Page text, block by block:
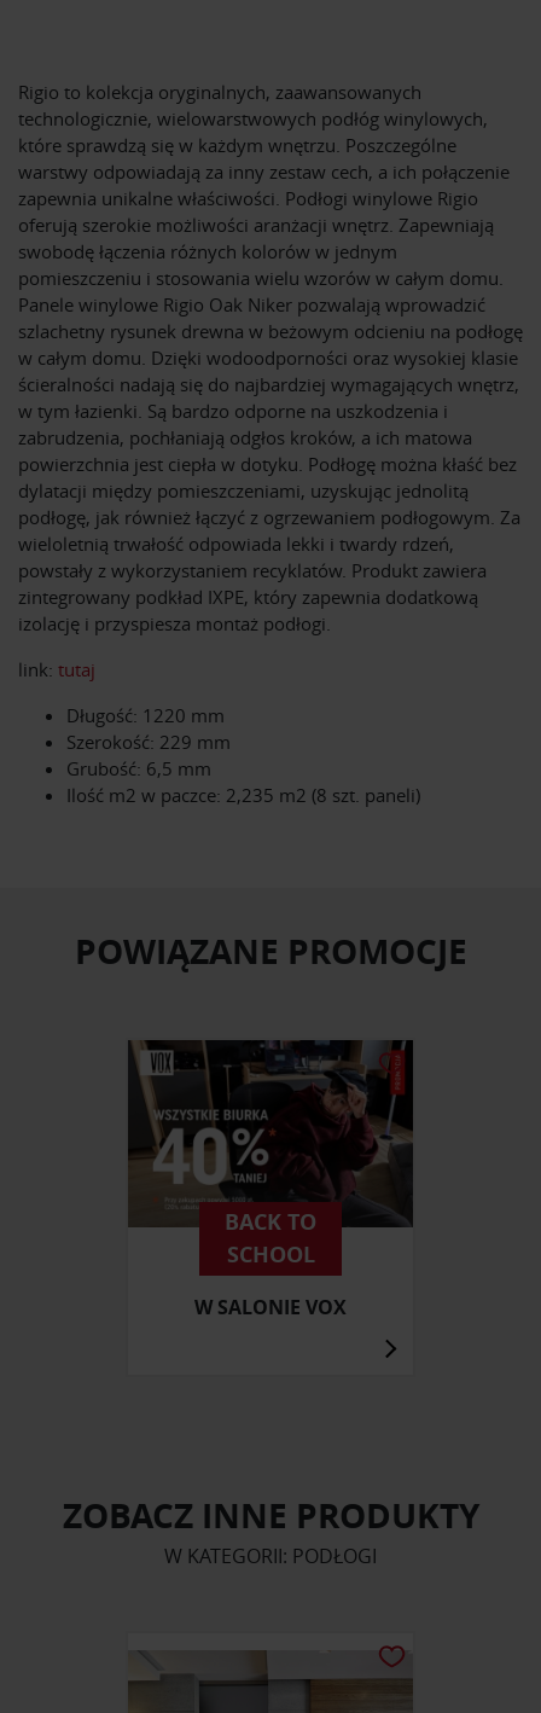
Rigio to kolekcja oryginalnych, zaawansowanych
technologicznie, wielowarstwowych podłóg winylowych,
które sprawdzą się w każdym wnętrzu. Poszczególne
warstwy odpowiadają za inny zestaw cech, a ich połączenie
zapewnia unikalne właściwości. Podłogi winylowe Rigio
oferują szerokie możliwości aranżacji wnętrz. Zapewniają
swobodę łączenia różnych kolorów w jednym
pomieszczeniu i stosowania wielu wzorów w całym domu.
Panele winylowe Rigio Oak Niker pozwalają wprowadzić
szlachetny rysunek drewna w beżowym odcieniu na podłogę
w całym domu. Dzięki wodoodporności oraz wysokiej klasie
ścieralności nadają się do najbardziej wymagających wnętrz,
w tym łazienki. Są bardzo odporne na uszkodzenia i
zabrudzenia, pochłaniają odgłos kroków, a ich matowa
powierzchnia jest ciepła w dotyku. Podłogę można kłaść bez
dylatacji między pomieszczeniami, uzyskując jednolitą
podłogę, jak również łączyć z ogrzewaniem podłogowym. Za
wieloletnią trwałość odpowiada lekki i twardy rdzeń,
powstały z wykorzystaniem recyklatów. Produkt zawiera
zintegrowany podkład IXPE, który zapewnia dodatkową
izolację i przyspiesza montaż podłogi.
link: tutaj
Długość: 1220 mm
Szerokość: 229 mm
Grubość: 6,5 mm
Ilość m2 w paczce: 2,235 m2 (8 szt. paneli)
POWIĄZANE PROMOCJE
BACK TO
SCHOOL
W SALONIE VOX
ZOBACZ INNE PRODUKTY
W KATEGORII: PODŁOGI